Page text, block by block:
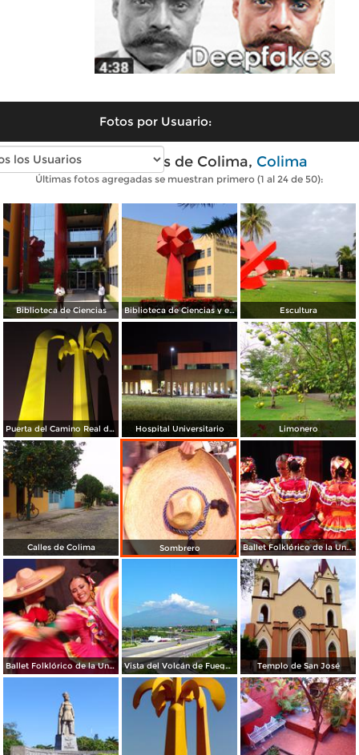
Fotos por Usuario:
Fotos modernas de Colima, Colima
Últimas fotos agregadas se muestran primero (1 al 24 de 50):
Biblioteca de Ciencias Biblioteca de Ciencias y escultura La Palma Escultura
Puerta del Camino Real de Colima Hospital Universitario Limonero
Calles de Colima Sombrero Ballet Folklórico de la Universidad de Colima
Ballet Folklórico de la Universidad de Colima Vista del Volcán de Fuego desde Colima Templo de San José